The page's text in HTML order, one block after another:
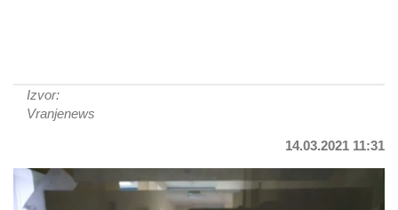
Izvor:
Vranjenews
14.03.2021 11:31